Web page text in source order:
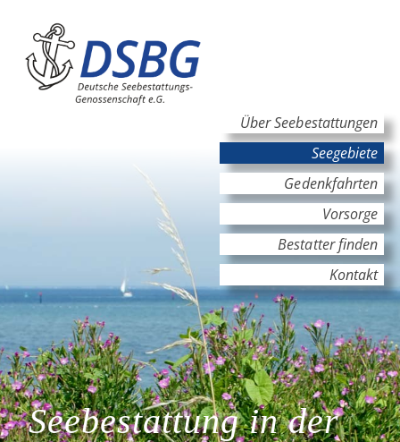
Hauptinhalt
Hauptnavigation
Über Seebestattungen
Seegebiete
Gedenkfahrten
Vorsorge
Bestatter finden
Kontakt
Seebestattung in der